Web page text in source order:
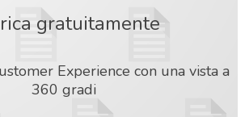
gratuitamente
Experience con una vista a
360 gradi